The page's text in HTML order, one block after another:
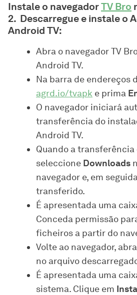
Instale o navegadorTV Bro
Descarregue e instale o
Android TV:
Abra o navegador TV
Android TV.
Na barra de endereços
agrd.io/tvapk e prima
O navegador iniciará
transferência do
Android TV.
Quando a
seleccione Downloads
navegador e, em
transferido.
É apresentada uma
Conceda permissão
ficheiros a partir do
Volte ao navegador, abra
no arquivo
É apresentada uma
sistema. Clique em